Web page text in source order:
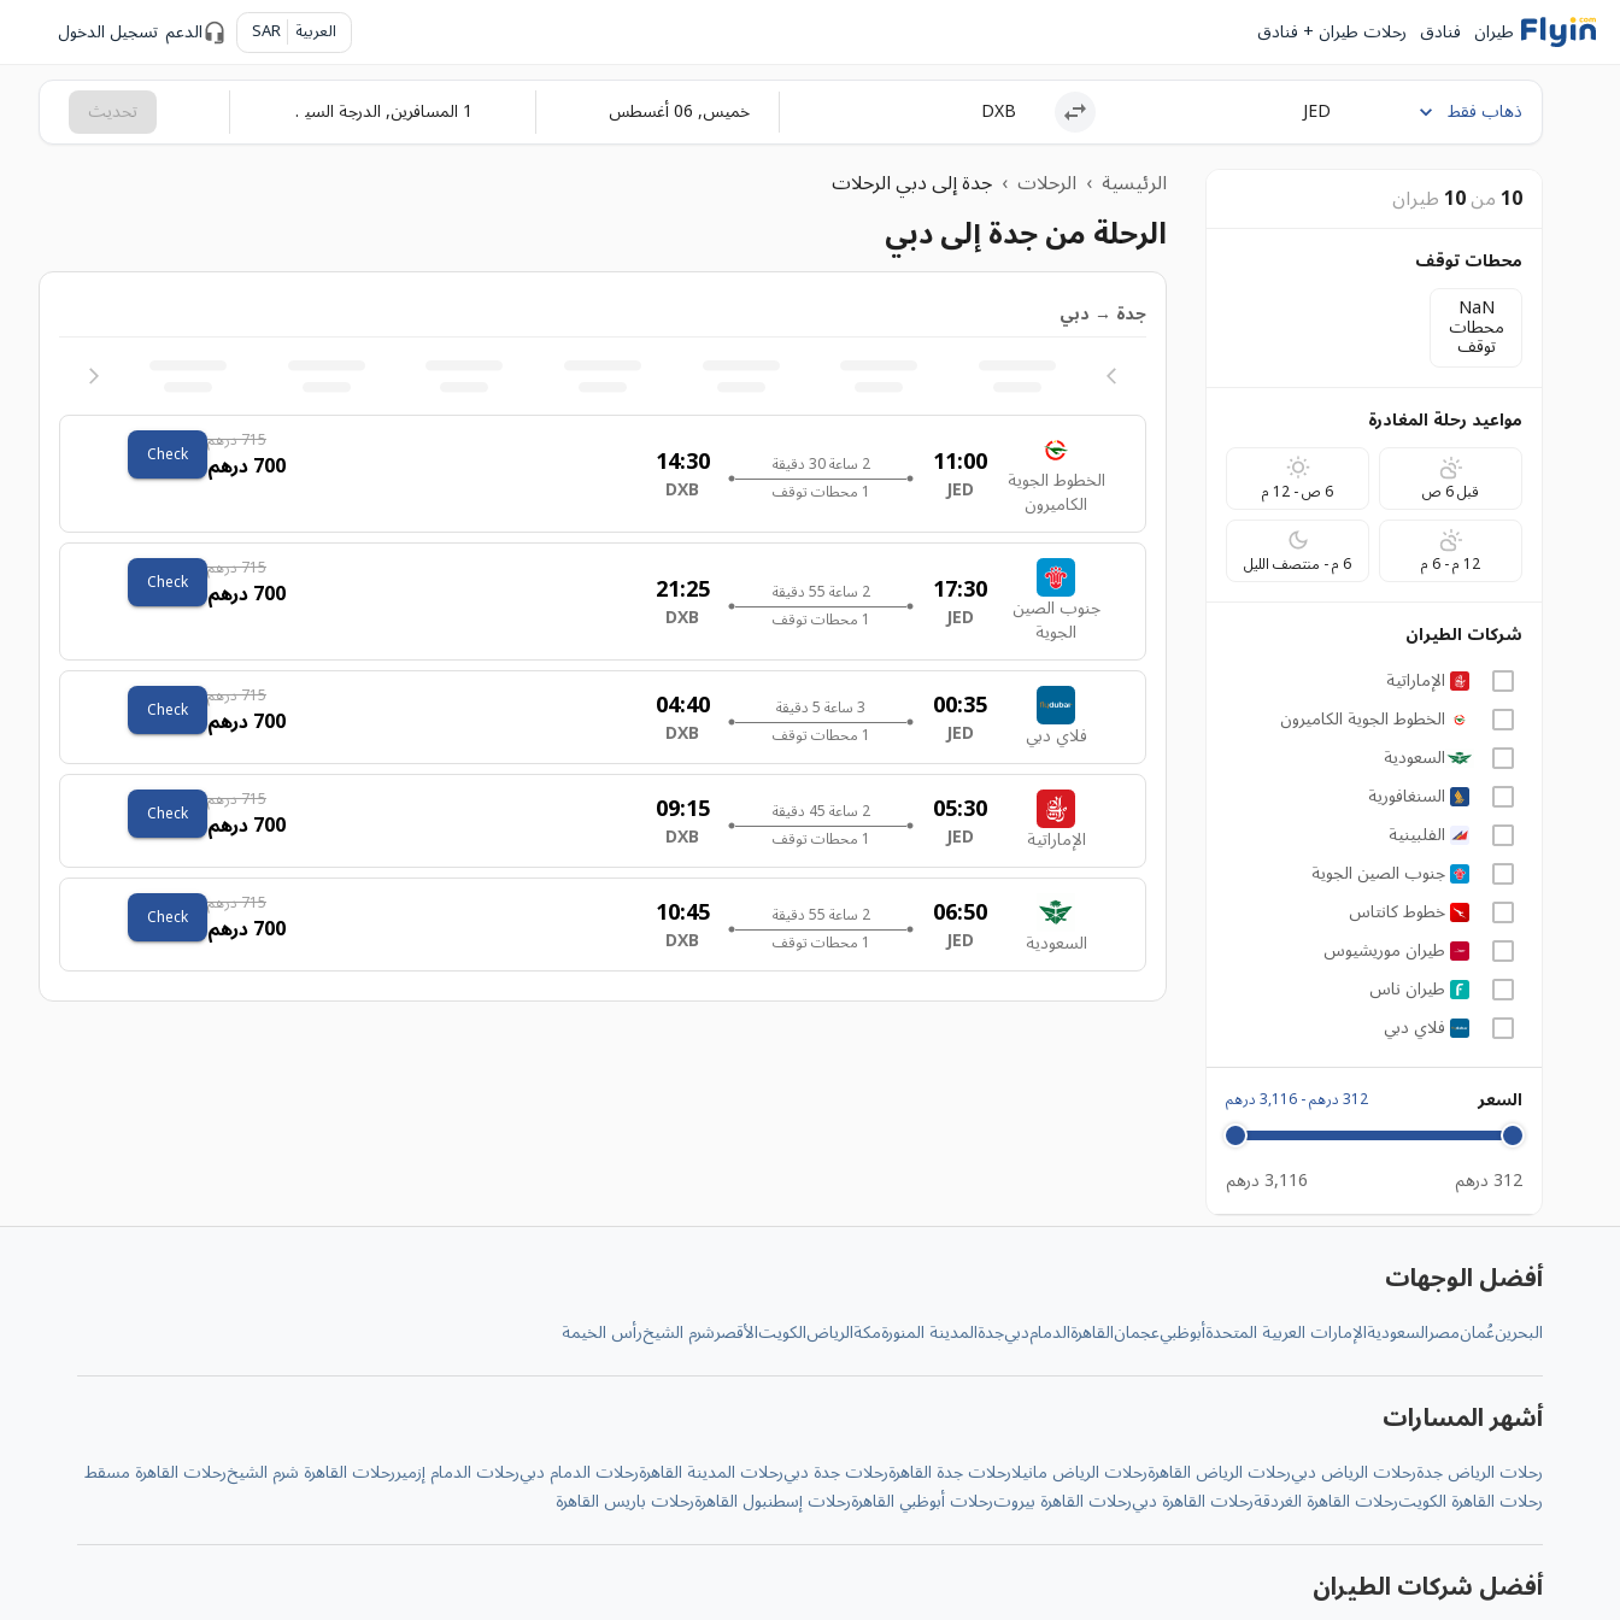
طيران فنادق رحلات طيران + فنادق العربية SAR الدعم تسجيل الدخول
ذهاب فقط خميس, 06 أغسطس 1 المسافرين,الدرجة السياحية تحديث
10من10طيران
محطات توقف
NaN
محطات
توقف
مواعيد رحلة المغادرة
قبل 6 ص 6 ص - 12 م
12 م - 6 م 6 م - منتصف الليل
شركات الطيران
الإماراتية
الخطوط الجوية الكاميرون
السعودية
السنغافورية
الفلبينية
جنوب الصين الجوية
خطوط كانتاس
طيران موريشيوس
طيران ناس
فلاي دبي
السعر 312 درهم -3,116 درهم
312 درهم 3,116 درهم
الرئيسية › الرحلات › جدة إلى دبي الرحلات
الرحلة من جدة إلى دبي
جدة → دبي
الخطوط الجوية
الكاميرون
11:00
JED
2 ساعة 30 دقيقة
1 محطات توقف
14:30
DXB
715 درهم
700 درهم Check
جنوب الصين
الجوية
17:30
JED
2 ساعة 55 دقيقة
1 محطات توقف
21:25
DXB
715 درهم
700 درهم Check
فلاي دبي
00:35
JED
3 ساعة 5 دقيقة
1 محطات توقف
04:40
DXB
715 درهم
700 درهم Check
الإماراتية
05:30
JED
2 ساعة 45 دقيقة
1 محطات توقف
09:15
DXB
715 درهم
700 درهم Check
السعودية
06:50
JED
2 ساعة 55 دقيقة
1 محطات توقف
10:45
DXB
715 درهم
700 درهم Check
أفضل الوجهات
البحرينعُمانمصرالسعوديةالإمارات العربية المتحدةأبوظبيعجمانالقاهرةالدمامدبيجدةالمدينة المنورةمكةالرياضالكويتالأقصرشرم الشيخرأس الخيمة
أشهر المسارات
رحلات الرياض جدةرحلات الرياض دبيرحلات الرياض القاهرةرحلات الرياض مانيلارحلات جدة القاهرةرحلات جدة دبيرحلات المدينة القاهرةرحلات الدمام دبيرحلات الدمام إزميررحلات القاهرة شرم الشيخرحلات القاهرة مسقط
رحلات القاهرة الكويترحلات القاهرة الغردقةرحلات القاهرة دبيرحلات القاهرة بيروترحلات أبوظبي القاهرةرحلات إسطنبول القاهرةرحلات باريس القاهرة
أفضل شركات الطيران